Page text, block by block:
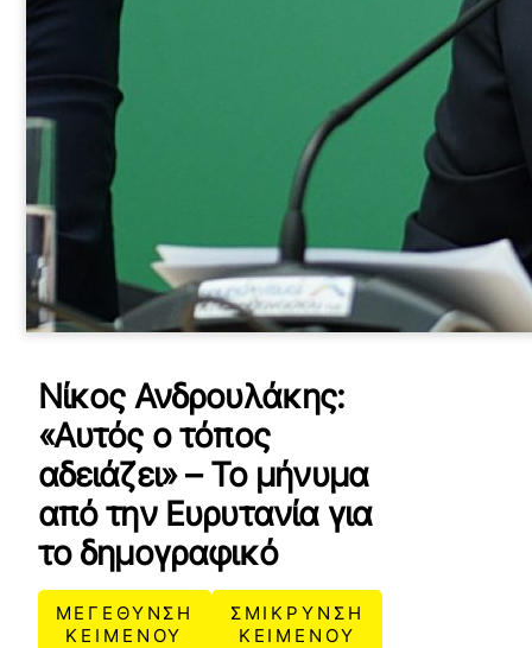
Νίκος Ανδρουλάκης:
«Αυτός ο τόπος
αδειάζει» – Το μήνυμα
από την Ευρυτανία για
το δημογραφικό
ΜΕΓΕΘΥΝΣΗ
ΚΕΙΜΕΝΟΥ
ΣΜΙΚΡΥΝΣΗ
ΚΕΙΜΕΝΟΥ